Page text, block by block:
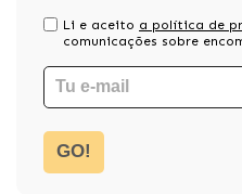
Li e aceito a política de
comunicações sobre
GO!